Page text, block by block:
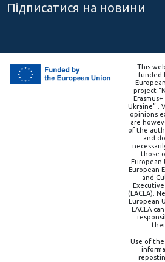
Підписатися на новини
This
funded
project
Ukraine” .
opinions
are
of the
and
those
European
European
and
(EACEA).
European
EACEA
Use of